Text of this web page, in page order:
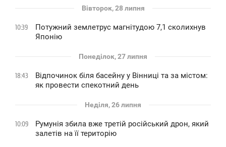
Вівторок, 28 липня
10:39
Потужний землетрус магнітудою 7,1 сколихнув
Японію
Понеділок, 27 липня
18:43
Відпочинок біля басейну у Вінниці та за містом:
як провести спекотний день
Неділя, 26 липня
10:09
Румунія збила вже третій російський дрон, який
залетів на її територію